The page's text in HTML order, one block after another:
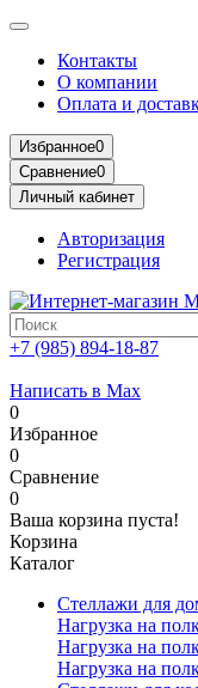
Контакты
О компании
Оплата и
Избранное0
Сравнение0
Личный кабинет
Авторизация
Регистрация
+7 (985) 894-18-87
Написать в Max
0
Избранное
0
Сравнение
0
Ваша корзина пуста!
Корзина
Каталог
Стеллажи для
Нагрузка на
Нагрузка на
Нагрузка на